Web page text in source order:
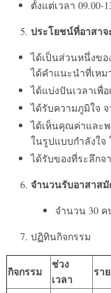
ตั้งแต่เวลา 09.00-
ประโยชน์ที่อาสาจ
ได้เป็นส่วนหนึ่งขอ
ได้คำแนะนำที่เหม
ได้แบ่งปันเวลาเพื่
ได้รับความภูมิใจ
ได้เห็นคุณค่าและ
ในรูปแบบกำลังใจ
ได้รับของที่ระลึก
จำนวนรับอาสาส
จำนวน 30 ค
ปฏิทินกิจกรรม
กิจกรรม
ช่วง
เวลา
รา